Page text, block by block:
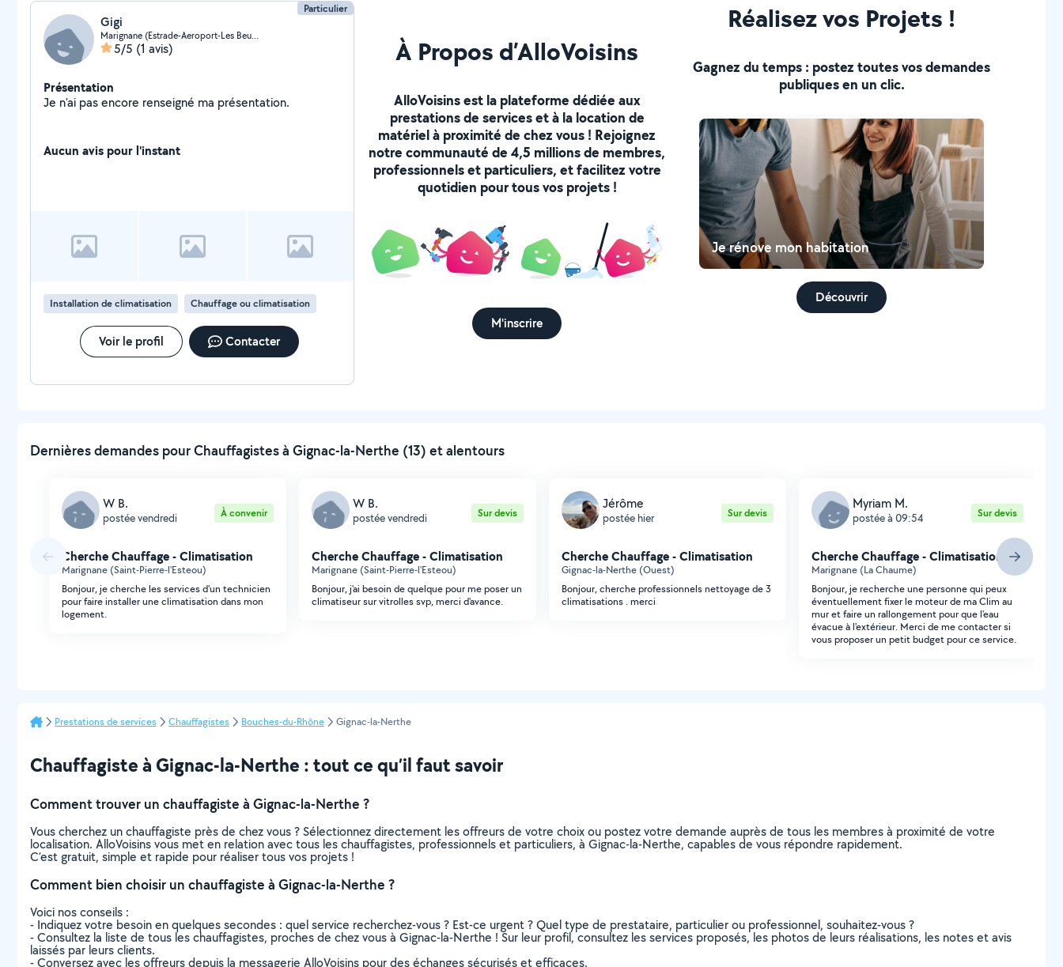
Particulier
Gigi
Marignane (Estrade-Aeroport-Les Beugons)
5/5 (1 avis)
Présentation
Je n'ai pas encore renseigné ma présentation.
Aucun avis pour l'instant
Installation de climatisation Chauffage ou climatisation
Voir le profil Contacter
À Propos d’AlloVoisins
AlloVoisins est la plateforme dédiée aux
prestations de services et à la location de
matériel à proximité de chez vous ! Rejoignez
notre communauté de 4,5 millions de membres,
professionnels et particuliers, et facilitez votre
quotidien pour tous vos projets !
M'inscrire
Réalisez vos Projets !
Gagnez du temps : postez toutes vos demandes
publiques en un clic.
Je rénove mon habitation
Découvrir
Dernières demandes pour Chauffagistes à Gignac-la-Nerthe (13) et alentours
W B.
postée vendredi À convenir
Cherche Chauffage - Climatisation
Marignane (Saint-Pierre-l'Esteou)
Bonjour, je cherche les services d'un technicien
pour faire installer une climatisation dans mon
logement.
W B.
postée vendredi Sur devis
Cherche Chauffage - Climatisation
Marignane (Saint-Pierre-l'Esteou)
Bonjour, j'ai besoin de quelque pour me poser un
climatiseur sur vitrolles svp, merci d'avance.
Jérôme
postée hier Sur devis
Cherche Chauffage - Climatisation
Gignac-la-Nerthe (Ouest)
Bonjour, cherche professionnels nettoyage de 3
climatisations . merci
Myriam M.
postée à 09:54 Sur devis
Cherche Chauffage - Climatisation
Marignane (La Chaume)
Bonjour, je recherche une personne qui peux
éventuellement fixer le moteur de ma Clim au
mur et faire un rallongement pour que l'eau
évacue à l'extérieur. Merci de me contacter si
vous proposer un petit budget pour ce service.
Prestations de services Chauffagistes Bouches-du-Rhône Gignac-la-Nerthe
Chauffagiste à Gignac-la-Nerthe : tout ce qu’il faut savoir
Comment trouver un chauffagiste à Gignac-la-Nerthe ?
Vous cherchez un chauffagiste près de chez vous ? Sélectionnez directement les offreurs de votre choix ou postez votre demande auprès de tous les membres à proximité de votre
localisation. AlloVoisins vous met en relation avec tous les chauffagistes, professionnels et particuliers, à Gignac-la-Nerthe, capables de vous répondre rapidement.
C’est gratuit, simple et rapide pour réaliser tous vos projets !
Comment bien choisir un chauffagiste à Gignac-la-Nerthe ?
Voici nos conseils :
- Indiquez votre besoin en quelques secondes : quel service recherchez-vous ? Est-ce urgent ? Quel type de prestataire, particulier ou professionnel, souhaitez-vous ?
- Consultez la liste de tous les chauffagistes, proches de chez vous à Gignac-la-Nerthe ! Sur leur profil, consultez les services proposés, les photos de leurs réalisations, les notes et avis
laissés par leurs clients.
- Conversez avec les offreurs depuis la messagerie AlloVoisins pour des échanges sécurisés et efficaces.